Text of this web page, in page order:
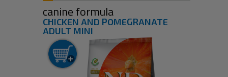
canine formula
CHICKEN AND POMEGRANATE
ADULT MINI